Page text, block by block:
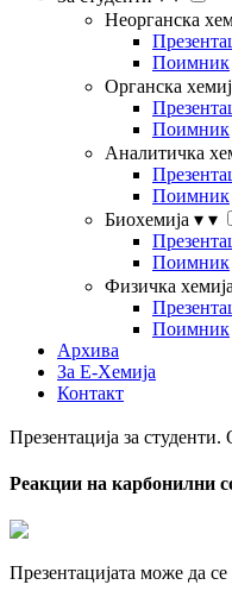
Неорганска
Поимник
Органска
Поимник
Аналитичка
Поимник
Биохемија ▾ ▾
Поимник
Физичка хемија
Поимник
Архива
За Е-Хемија
Контакт
Презентација за студенти.
Реакции на карбонилни
Презентацијата може да